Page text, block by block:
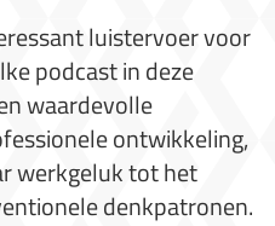
luistervoer voor
podcast in deze
waardevolle
ontwikkeling,
werkgeluk tot het
denkpatronen.